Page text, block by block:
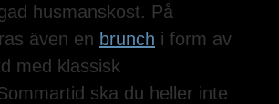
husmanskost. På
även en brunch i form av
med klassisk
ska du heller inte